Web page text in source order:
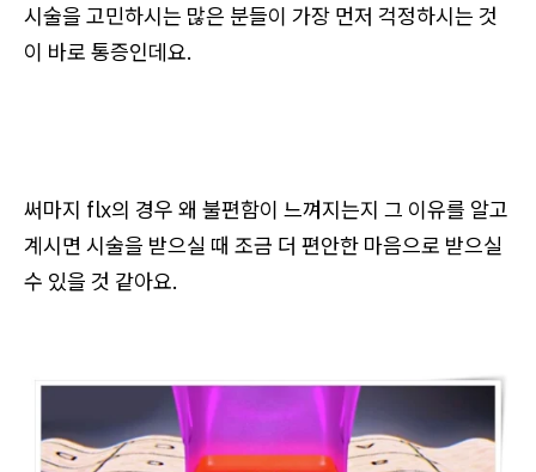
시술을 고민하시는 많은 분들이 가장 먼저 걱정하시는 것
이 바로 통증인데요.
써마지 flx의 경우 왜 불편함이 느껴지는지 그 이유를 알고
계시면 시술을 받으실 때 조금 더 편안한 마음으로 받으실
수 있을 것 같아요.